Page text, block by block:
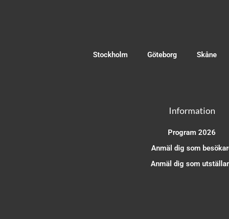
Stockholm Göteborg Skåne
Information
Program 2026
Anmäl dig som
Anmäl dig som